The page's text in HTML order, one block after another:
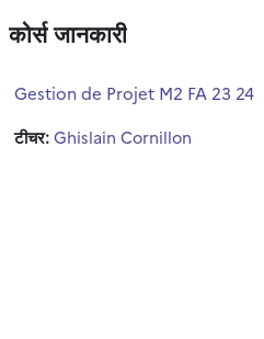
कोर्स जानकारी
Gestion de Projet M2 FA 23 24
टीचर:Ghislain Cornillon